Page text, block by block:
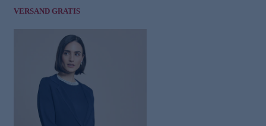
VERSAND GRATIS